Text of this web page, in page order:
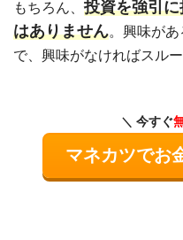
もちろん、 投資を強引
はありません。興味が
で、興味がなければスルー
今すぐ
マネカツでお